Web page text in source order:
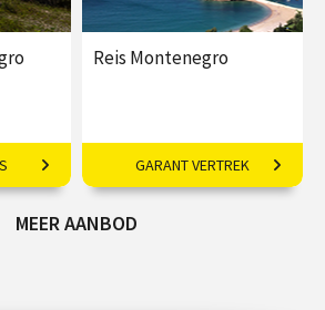
van
Reis Montenegro
Vliegreis o.l.v. drs. Ruud
Peeten
€ 1995,00
GARANT VERTREK
MEER AANBOD